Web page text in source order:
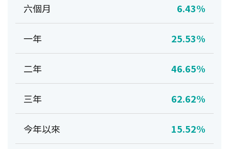
六個月 6.43%
一年 25.53%
二年 46.65%
三年 62.62%
今年以來 15.52%